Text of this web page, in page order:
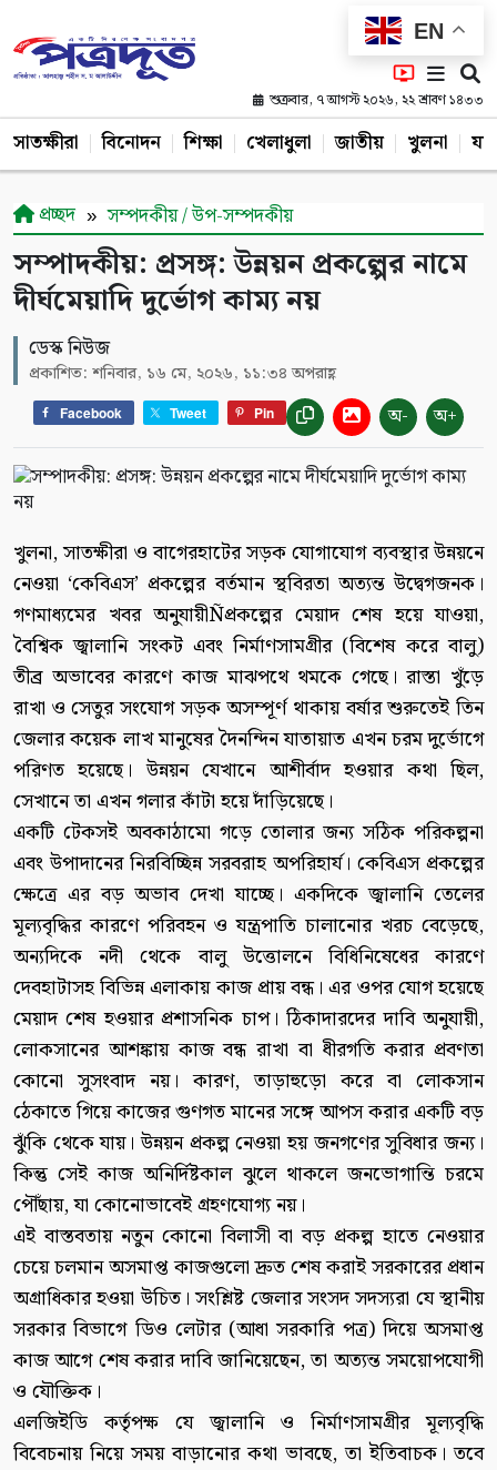
EN
শুক্রবার, ৭ আগস্ট ২০২৬, ২২ শ্রাবণ ১৪৩৩
সাতক্ষীরা বিনোদন শিক্ষা খেলাধুলা জাতীয় খুলনা
প্রচ্ছদ সম্পদকীয় / উপ-সম্পদকীয়
সম্পাদকীয়: প্রসঙ্গ: উন্নয়ন প্রকল্পের নামে
দীর্ঘমেয়াদি দুর্ভোগ কাম্য নয়
ডেস্ক নিউজ
প্রকাশিত: শনিবার, ১৬ মে, ২০২৬, ১১:৩৪ অপরাহ্ণ
Facebook Tweet Pin অ- অ+
খুলনা, সাতক্ষীরা ও বাগেরহাটের সড়ক যোগাযোগ ব্যবস্থার উন্নয়নে
নেওয়া ‘কেবিএস’ প্রকল্পের বর্তমান স্থবিরতা অত্যন্ত উদ্বেগজনক।
গণমাধ্যমের খবর অনুযায়ীÑপ্রকল্পের মেয়াদ শেষ হয়ে যাওয়া,
বৈশ্বিক জ্বালানি সংকট এবং নির্মাণসামগ্রীর (বিশেষ করে বালু)
তীব্র অভাবের কারণে কাজ মাঝপথে থমকে গেছে। রাস্তা খুঁড়ে
রাখা ও সেতুর সংযোগ সড়ক অসম্পূর্ণ থাকায় বর্ষার শুরুতেই তিন
জেলার কয়েক লাখ মানুষের দৈনন্দিন যাতায়াত এখন চরম দুর্ভোগে
পরিণত হয়েছে। উন্নয়ন যেখানে আশীর্বাদ হওয়ার কথা ছিল,
সেখানে তা এখন গলার কাঁটা হয়ে দাঁড়িয়েছে।
একটি টেকসই অবকাঠামো গড়ে তোলার জন্য সঠিক পরিকল্পনা
এবং উপাদানের নিরবিচ্ছিন্ন সরবরাহ অপরিহার্য। কেবিএস প্রকল্পের
ক্ষেত্রে এর বড় অভাব দেখা যাচ্ছে। একদিকে জ্বালানি তেলের
মূল্যবৃদ্ধির কারণে পরিবহন ও যন্ত্রপাতি চালানোর খরচ বেড়েছে,
অন্যদিকে নদী থেকে বালু উত্তোলনে বিধিনিষেধের কারণে
দেবহাটাসহ বিভিন্ন এলাকায় কাজ প্রায় বন্ধ। এর ওপর যোগ হয়েছে
মেয়াদ শেষ হওয়ার প্রশাসনিক চাপ। ঠিকাদারদের দাবি অনুযায়ী,
লোকসানের আশঙ্কায় কাজ বন্ধ রাখা বা ধীরগতি করার প্রবণতা
কোনো সুসংবাদ নয়। কারণ, তাড়াহুড়ো করে বা লোকসান
ঠেকাতে গিয়ে কাজের গুণগত মানের সঙ্গে আপস করার একটি বড়
ঝুঁকি থেকে যায়। উন্নয়ন প্রকল্প নেওয়া হয় জনগণের সুবিধার জন্য।
কিন্তু সেই কাজ অনির্দিষ্টকাল ঝুলে থাকলে জনভোগান্তি চরমে
পৌঁছায়, যা কোনোভাবেই গ্রহণযোগ্য নয়।
এই বাস্তবতায় নতুন কোনো বিলাসী বা বড় প্রকল্প হাতে নেওয়ার
চেয়ে চলমান অসমাপ্ত কাজগুলো দ্রুত শেষ করাই সরকারের প্রধান
অগ্রাধিকার হওয়া উচিত। সংশ্লিষ্ট জেলার সংসদ সদস্যরা যে স্থানীয়
সরকার বিভাগে ডিও লেটার (আধা সরকারি পত্র) দিয়ে অসমাপ্ত
কাজ আগে শেষ করার দাবি জানিয়েছেন, তা অত্যন্ত সময়োপযোগী
ও যৌক্তিক।
এলজিইডি কর্তৃপক্ষ যে জ্বালানি ও নির্মাণসামগ্রীর মূল্যবৃদ্ধি
বিবেচনায় নিয়ে সময় বাড়ানোর কথা ভাবছে, তা ইতিবাচক। তবে